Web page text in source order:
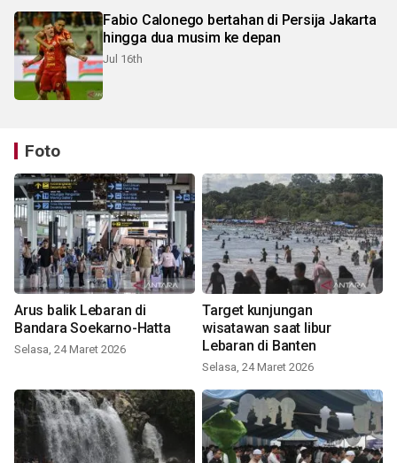
Fabio Calonego bertahan di Persija Jakarta
hingga dua musim ke depan
Jul 16th
Foto
Arus balik Lebaran di
Bandara Soekarno-Hatta
Selasa, 24 Maret 2026
Target kunjungan
wisatawan saat libur
Lebaran di Banten
Selasa, 24 Maret 2026